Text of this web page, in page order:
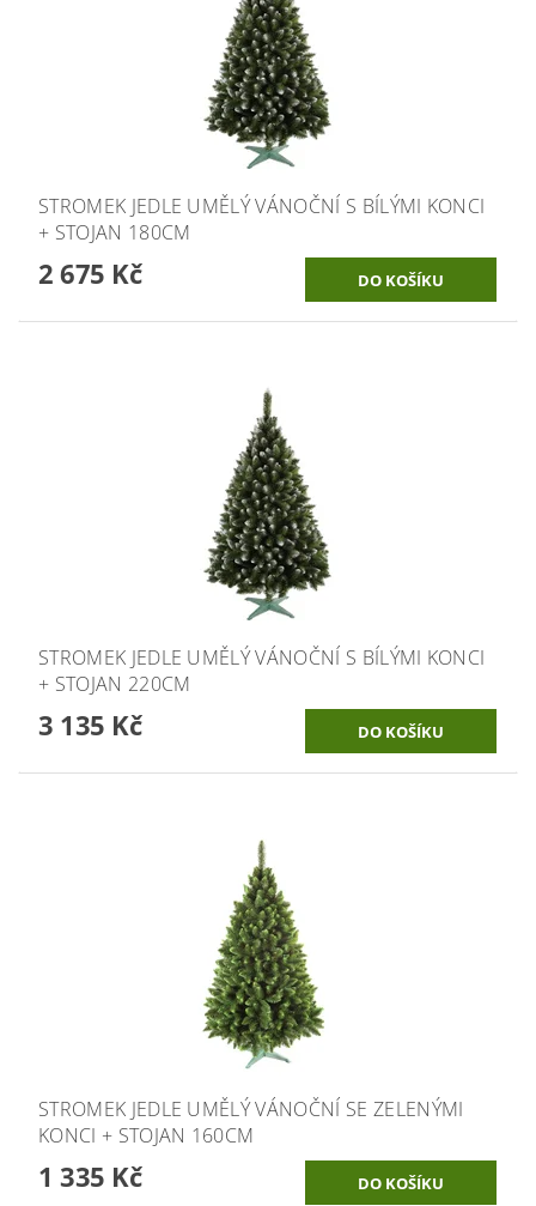
STROMEK JEDLE UMĚLÝ VÁNOČNÍ S BÍLÝMI KONCI
+ STOJAN 180CM
2 675 Kč
STROMEK JEDLE UMĚLÝ VÁNOČNÍ S BÍLÝMI KONCI
+ STOJAN 220CM
3 135 Kč
STROMEK JEDLE UMĚLÝ VÁNOČNÍ SE ZELENÝMI
KONCI + STOJAN 160CM
1 335 Kč